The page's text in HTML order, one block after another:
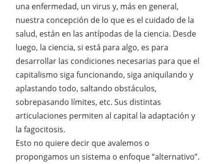
una enfermedad, un virus y, más en general,
nuestra concepción de lo que es el cuidado de la
salud, están en las antípodas de la ciencia. Desde
luego, la ciencia, si está para algo, es para
desarrollar las condiciones necesarias para que el
capitalismo siga funcionando, siga aniquilando y
aplastando todo, saltando obstáculos,
sobrepasando límites, etc. Sus distintas
articulaciones permiten al capital la adaptación y
la fagocitosis.
Esto no quiere decir que avalemos o
propongamos un sistema o enfoque “alternativo”.